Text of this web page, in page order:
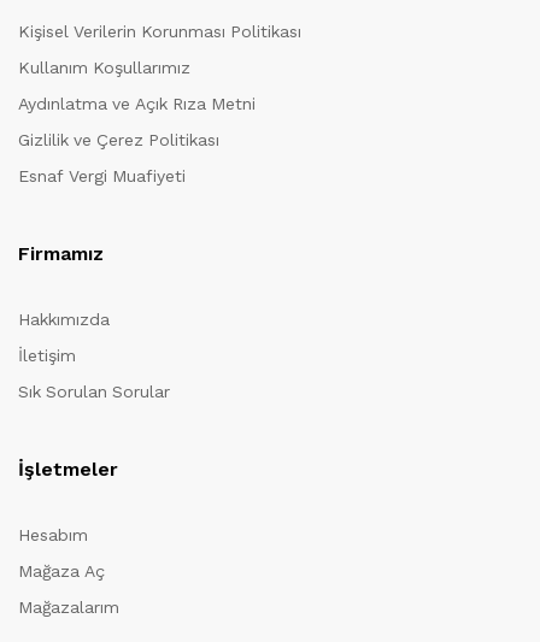
Kişisel Verilerin Korunması Politikası
Kullanım Koşullarımız
Aydınlatma ve Açık Rıza Metni
Gizlilik ve Çerez Politikası
Esnaf Vergi Muafiyeti
Firmamız
Hakkımızda
İletişim
Sık Sorulan Sorular
İşletmeler
Hesabım
Mağaza Aç
Mağazalarım